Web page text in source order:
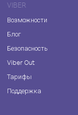
VIBER
Возможности
Блог
Безопасность
Viber Out
Тарифы
Поддержка